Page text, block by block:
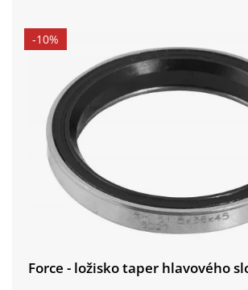
-10%
Force - ložisko taper hlavového